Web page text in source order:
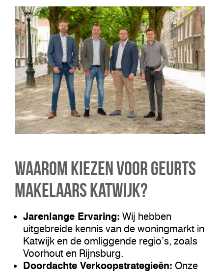
Waarom Kiezen voor Geurts
Makelaars Katwijk?
Jarenlange Ervaring: Wij hebben
uitgebreide kennis van de woningmarkt in
Katwijk en de omliggende regio’s, zoals
Voorhout en Rijnsburg.
Doordachte Verkoopstrategieën: Onze